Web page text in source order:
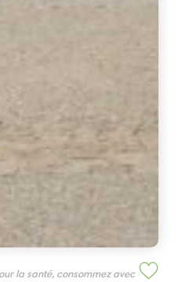
la santé, consommez avec